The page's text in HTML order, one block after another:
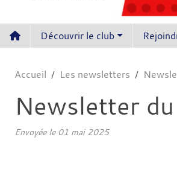
Découvrir le club
Accueil Les newsletters
Newsletter
Envoyée le 01 mai 2025